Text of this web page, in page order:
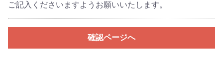
ご記入くださいますようお願いいたします。
確認ページへ